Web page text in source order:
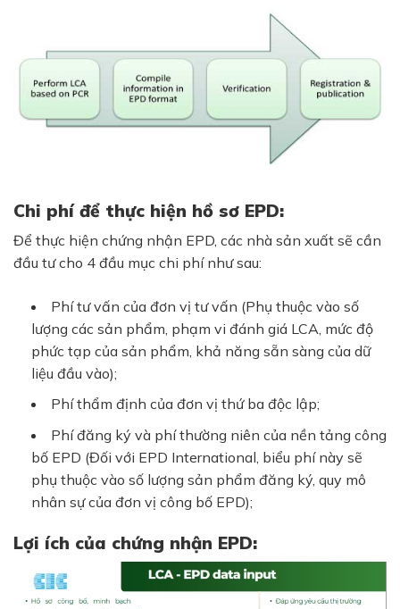
Chi phí để thực hiện hồ sơ EPD:
Để thực hiện chứng nhận EPD, các nhà sản xuất sẽ cần
đầu tư cho 4 đầu mục chi phí như sau:
Phí tư vấn của đơn vị tư vấn (Phụ thuộc vào số
lượng các sản phẩm, phạm vi đánh giá LCA, mức độ
phức tạp của sản phẩm, khả năng sẵn sàng của dữ
liệu đầu vào);
Phí thẩm định của đơn vị thứ ba độc lập;
Phí đăng ký và phí thường niên của nền tảng công
bố EPD (Đối với EPD International, biểu phí này sẽ
phụ thuộc vào số lượng sản phẩm đăng ký, quy mô
nhân sự của đơn vị công bố EPD);
Lợi ích của chứng nhận EPD: